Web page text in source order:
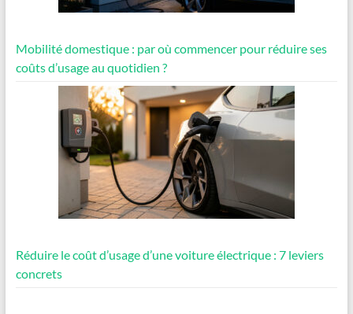
Mobilité domestique : par où commencer pour réduire ses
coûts d’usage au quotidien ?
Réduire le coût d’usage d’une voiture électrique : 7 leviers
concrets